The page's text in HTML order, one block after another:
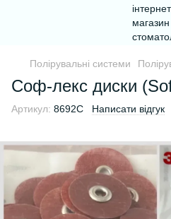
Полірувальні системи
Соф-лекс диски
Артикул: 8692С Написати відгук